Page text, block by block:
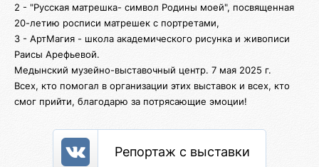
2 - "Русская матрешка- символ Родины моей", посвященная
20-летию росписи матрешек с портретами,
3 - АртМагия - школа академического рисунка и живописи
Раисы Арефьевой.
Медынский музейно-выставочный центр. 7 мая 2025 г.
Всех, кто помогал в организации этих выставок и всех, кто
смог прийти, благодарю за потрясающие эмоции!
Репортаж с выставки